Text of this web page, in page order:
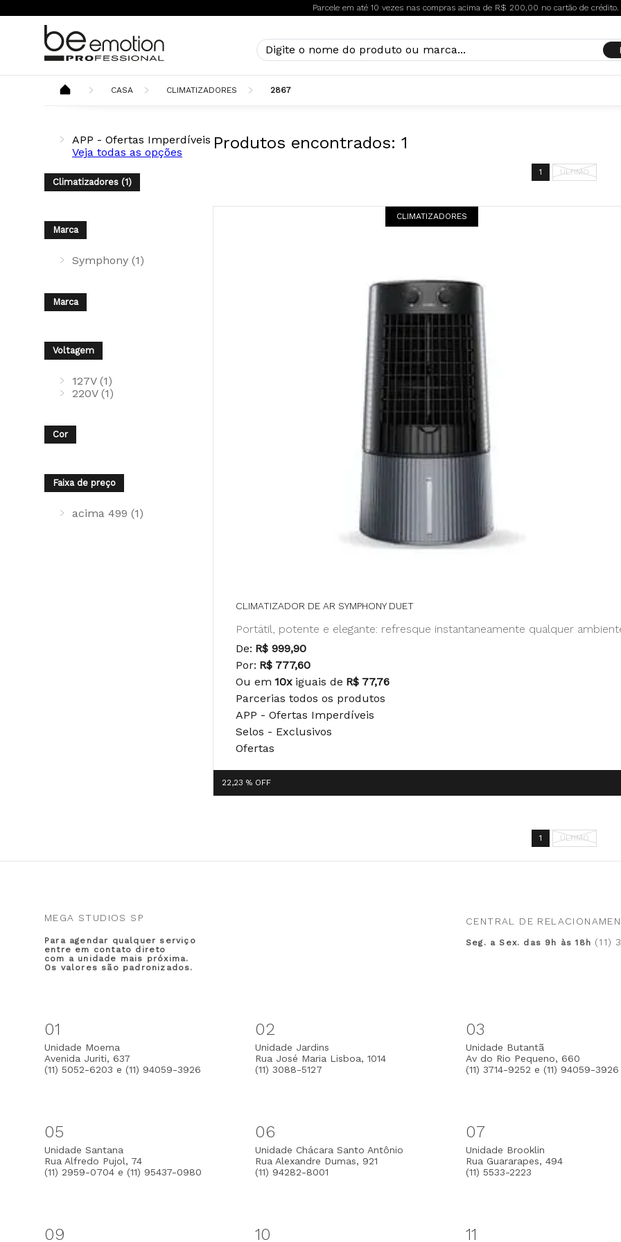
Parcele em até 10 vezes nas compras acima de R$ 200,00 no cartão de crédito.
CASA CLIMATIZADORES 2867
APP - Ofertas Imperdíveis
Veja todas as opções
Climatizadores (1)
Marca
Symphony (1)
Marca
Voltagem
127V (1)
220V (1)
Cor
Faixa de preço
acima 499 (1)
Produtos encontrados: 1
1 ÚLTIMO
CLIMATIZADORES
CLIMATIZADOR DE AR SYMPHONY DUET
Portátil, potente e elegante: refresque instantaneamente qualquer
De: R$ 999,90
Por: R$ 777,60
Ou em 10x iguais de R$ 77,76
Parcerias todos os produtos
APP - Ofertas Imperdíveis
Selos - Exclusivos
Ofertas
22,23 % OFF
1 ÚLTIMO
MEGA STUDIOS SP CENTRAL DE
Para agendar qualquer serviço
entre em contato direto
com a unidade mais próxima.
Os valores são padronizados.
Seg. a Sex. das 9h às 18h (11)
01
Unidade Moema
Avenida Juriti, 637
(11) 5052-6203 e (11) 94059-3926
02
Unidade Jardins
Rua José Maria Lisboa, 1014
(11) 3088-5127
03
Unidade Butantã
Av do Rio Pequeno, 660
(11) 3714-9252 e (11) 94059-3926
05
Unidade Santana
Rua Alfredo Pujol, 74
(11) 2959-0704 e (11) 95437-0980
06
Unidade Chácara Santo Antônio
Rua Alexandre Dumas, 921
(11) 94282-8001
07
Unidade Brooklin
Rua Guararapes, 494
(11) 5533-2223
09 10 11